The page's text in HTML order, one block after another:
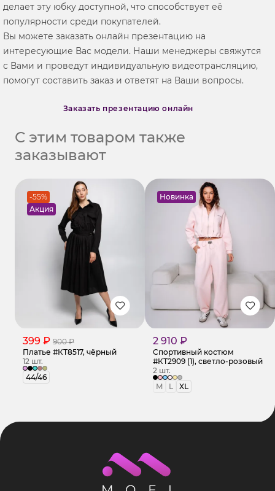
делает эту юбку доступной, что способствует её
популярности среди покупателей.
Вы можете заказать онлайн презентацию на
интересующие Вас модели. Наши менеджеры свяжутся
с Вами и проведут индивидуальную видеотрансляцию,
помогут составить заказ и ответят на Ваши вопросы.
Заказать презентацию онлайн
С этим товаром также
заказывают
-55%
Акция
399 ₽ 900 ₽
Платье #КТ8517, чёрный
12 шт.
44/46
Новинка
2 910 ₽
Спортивный костюм
#КТ2909 (1), светло-розовый
2 шт.
M
L XL